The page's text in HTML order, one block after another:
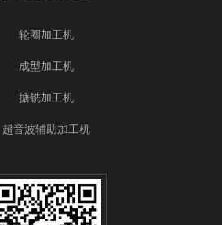
轮圈加工机
成型加工机
搪铣加工机
超音波辅助加工机